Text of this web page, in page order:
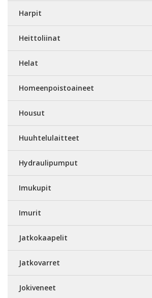
Harpit
Heittoliinat
Helat
Homeenpoistoaineet
Housut
Huuhtelulaitteet
Hydraulipumput
Imukupit
Imurit
Jatkokaapelit
Jatkovarret
Jokiveneet